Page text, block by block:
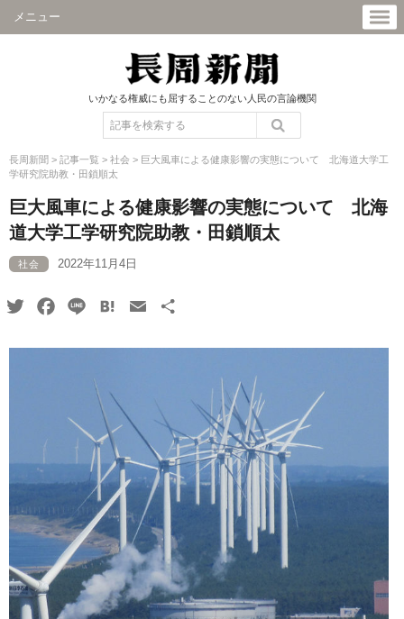
メニュー
いかなる権威にも屈することのない人民の言論機関
長周新聞 > 記事一覧 > 社会 > 巨大風車による健康影響の実態について 北海道大学工
学研究院助教・田鎖順太
巨大風車による健康影響の実態について 北海
道大学工学研究院助教・田鎖順太
社会 2022年11月4日
TwitterFacebook
Line HatenaEmail